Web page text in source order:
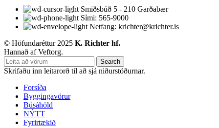
Smiðsbúð 5 - 210 Garðabær
Sími: 565-9000
Netfang: krichter@krichter.is
© Höfundaréttur 2025 K. Richter hf.
Hannað af Veftorg.
Search
Skrifaðu inn leitarorð til að sjá niðurstöðurnar.
Forsíða
Byggingavörur
Búsáhöld
NÝTT
Fyrirtækið